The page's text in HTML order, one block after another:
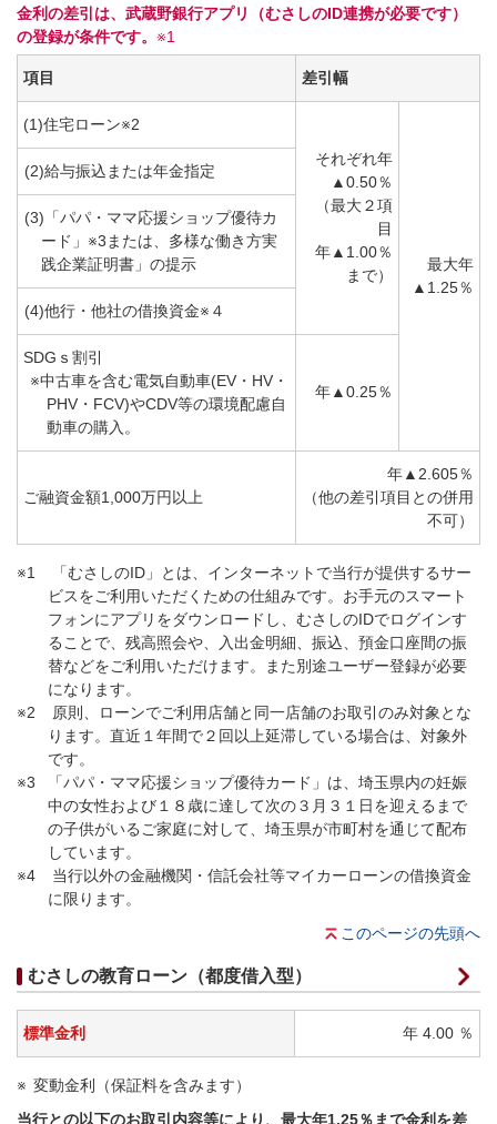
金利の差引は、武蔵野銀行アプリ（むさしのID連携が必要です）
の登録が条件です。 ※1
項目 差引幅
(1)住宅ローン※2
それぞれ年
▲0.50％
（最大２項
目
年▲1.00％
まで）
最大年
▲1.25％
(2)給与振込または年金指定
(3)「パパ・ママ応援ショップ優待カ
ード」※3または、多様な働き方実
践企業証明書」の提示
(4)他行・他社の借換資金※４
SDGｓ割引
※中古車を含む電気自動車(EV・HV・
PHV・FCV)やCDV等の環境配慮自
動車の購入。
年▲0.25％
ご融資金額1,000万円以上
年▲2.605％
（他の差引項目との併用
不可）
※1
「むさしのID」とは、インターネットで当行が提供するサー
ビスをご利用いただくための仕組みです。お手元のスマート
フォンにアプリをダウンロードし、むさしのIDでログインす
ることで、残高照会や、入出金明細、振込、預金口座間の振
替などをご利用いただけます。また別途ユーザー登録が必要
になります。
※2
原則、ローンでご利用店舗と同一店舗のお取引のみ対象とな
ります。直近１年間で２回以上延滞している場合は、対象外
です。
※3
「パパ・ママ応援ショップ優待カード」は、埼玉県内の妊娠
中の女性および１８歳に達して次の３月３１日を迎えるまで
の子供がいるご家庭に対して、埼玉県が市町村を通じて配布
しています。
※4
当行以外の金融機関・信託会社等マイカーローンの借換資金
に限ります。
このページの先頭へ
むさしの教育ローン（都度借入型）
標準金利 年 4.00 ％
変動金利（保証料を含みます）
当行との以下のお取引内容等により、最大年1.25％まで金利を差